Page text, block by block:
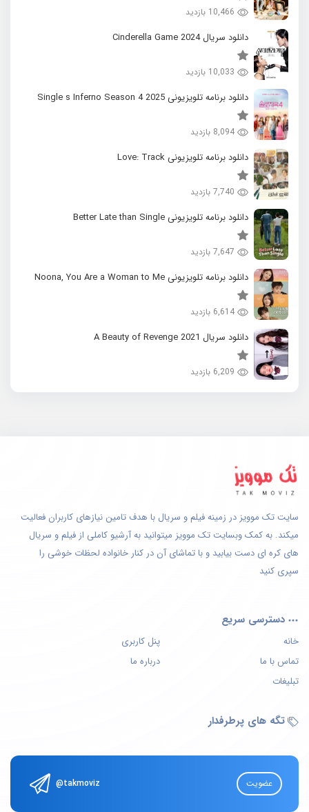
10,466 بازدید
دانلود سریال 2024 Cinderella Game
10,033 بازدید
دانلود برنامه تلویزیونی 2025 Single s Inferno Season 4
8,094 بازدید
دانلود برنامه تلویزیونی Love: Track
7,740 بازدید
دانلود برنامه تلویزیونی Better Late than Single
7,647 بازدید
دانلود برنامه تلویزیونی Noona, You Are a Woman to Me
6,614 بازدید
دانلود سریال 2021 A Beauty of Revenge
6,209 بازدید
سایت تک موویز در زمینه فیلم و سریال با هدف تامین نیازهای کاربران فعالیت
میکند. به کمک وبسایت تک موویز میتوانید به آرشیو کاملی از فیلم و سریال
های کره ای دست بیابید و با تماشای آن در کنار خانواده لحظات خوشی را
سپری کنید
دسترسی سریع
خانه
پنل کاربری
تماس با ما
درباره ما
تبلیغات
تگه های پرطرفدار
@takmoviz عضویت